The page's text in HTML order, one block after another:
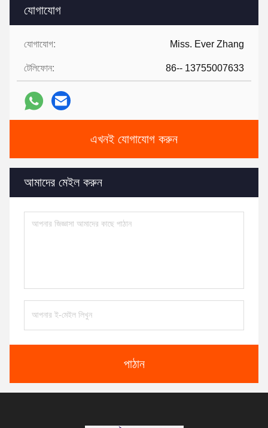
যোগাযোগ
যোগাযোগ: Miss. Ever Zhang
টেলিফোন: 86-- 13755007633
এখনই যোগাযোগ করুন
আমাদের মেইল করুন
পাঠান